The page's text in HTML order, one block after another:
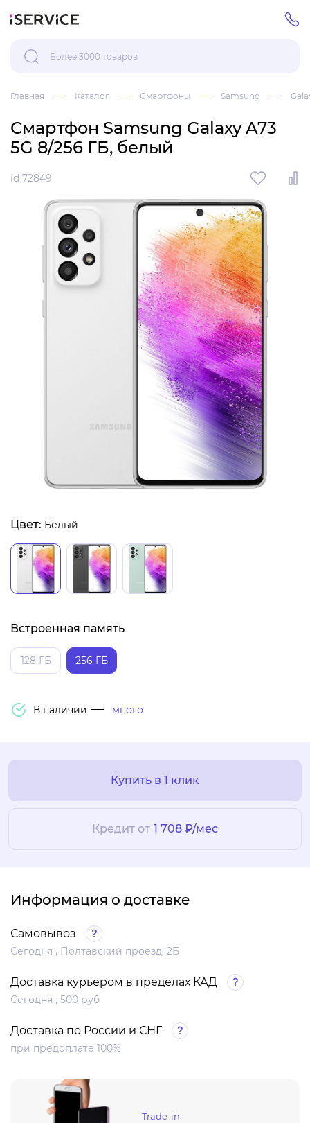
Главная Каталог Смартфоны Samsung
Смартфон Samsung Galaxy A73
5G 8/256 ГБ, белый
id 72849
Цвет: Белый
Встроенная память
128 ГБ 256 ГБ
Купить в 1 клик
Кредит от 1 708 ₽/мес
В наличии много
Информация о доставке
Самовывоз
Сегодня , Полтавский проезд, 2Б
Доставка курьером в пределах КАД
Сегодня , 500 руб
Доставка по России и СНГ
при предоплате 100%
Trade-in